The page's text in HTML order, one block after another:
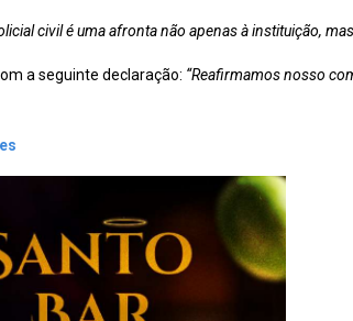
civil é uma afronta não apenas à instituição,
a seguinte declaração: “Reafirmamos nosso